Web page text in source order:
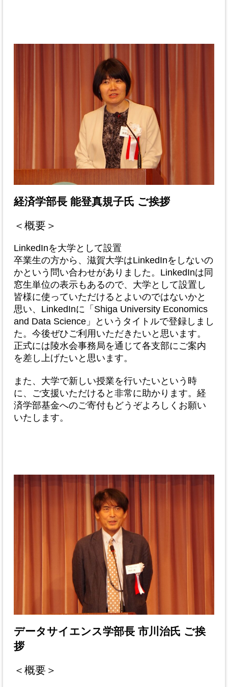
経済学部長 能登真規子氏 ご挨拶
＜概要＞
LinkedInを大学として設置
卒業生の方から、滋賀大学はLinkedInをしないの
かという問い合わせがありました。LinkedInは同
窓生単位の表示もあるので、大学として設置し
皆様に使っていただけるとよいのではないかと
思い、LinkedInに「Shiga University Economics
and Data Science」というタイトルで登録しまし
た。今後ぜひご利用いただきたいと思います。
正式には陵水会事務局を通じて各支部にご案内
を差し上げたいと思います。
また、大学で新しい授業を行いたいという時
に、ご支援いただけると非常に助かります。経
済学部基金へのご寄付もどうぞよろしくお願い
いたします。
データサイエンス学部長 市川治氏 ご挨
拶
＜概要＞